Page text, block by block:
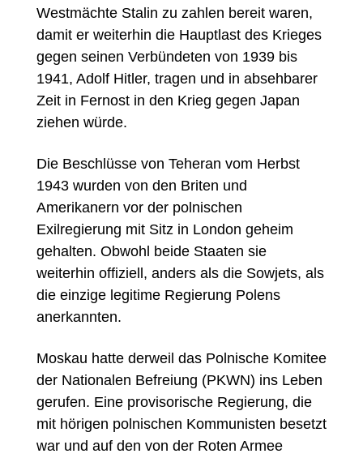
Westmächte Stalin zu zahlen bereit waren,
damit er weiterhin die Hauptlast des Krieges
gegen seinen Verbündeten von 1939 bis
1941, Adolf Hitler, tragen und in absehbarer
Zeit in Fernost in den Krieg gegen Japan
ziehen würde.
Die Beschlüsse von Teheran vom Herbst
1943 wurden von den Briten und
Amerikanern vor der polnischen
Exilregierung mit Sitz in London geheim
gehalten. Obwohl beide Staaten sie
weiterhin offiziell, anders als die Sowjets, als
die einzige legitime Regierung Polens
anerkannten.
Moskau hatte derweil das Polnische Komitee
der Nationalen Befreiung (PKWN) ins Leben
gerufen. Eine provisorische Regierung, die
mit hörigen polnischen Kommunisten besetzt
war und auf den von der Roten Armee